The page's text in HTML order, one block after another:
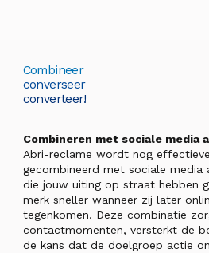
Combineer
converseer
converteer!
Combineren met sociale media
Abri-reclame wordt nog
gecombineerd met sociale media
die jouw uiting op straat hebben
merk sneller wanneer zij later
tegenkomen. Deze combinatie
contactmomenten, versterkt de
de kans dat de doelgroep actie